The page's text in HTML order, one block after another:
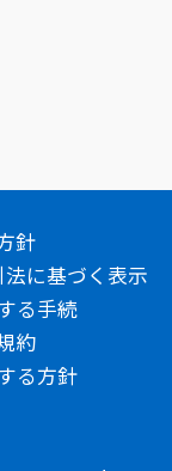
針
に基づく表示
る手続
約
る方針